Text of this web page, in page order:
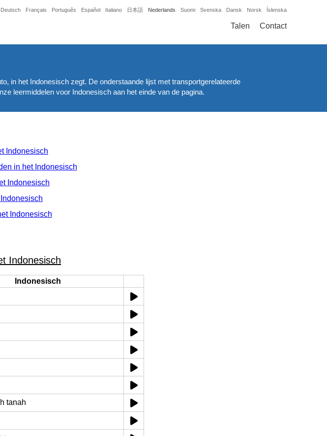
Deutsch Français Português Español Italiano 日本語 Nederlands Suomi Svenska Dansk Norsk Íslenska
Talen Contact
in het Indonesisch zegt. De onderstaande lijst met transportgerelateerde
leermiddelen voor Indonesisch aan het einde van de pagina.
Indonesisch
in het Indonesisch
Indonesisch
Indonesisch
Indonesisch
Indonesisch
tanah